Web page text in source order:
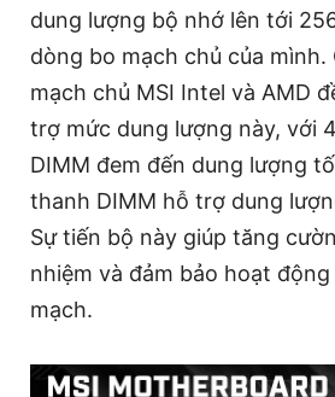
dung lượng bộ nhớ lên tới
dòng bo mạch chủ của mình.
mạch chủ MSI Intel và AMD
trợ mức dung lượng này, với
DIMM đem đến dung lượng
thanh DIMM hỗ trợ dung
Sự tiến bộ này giúp tăng
nhiệm và đảm bảo hoạt
mạch.